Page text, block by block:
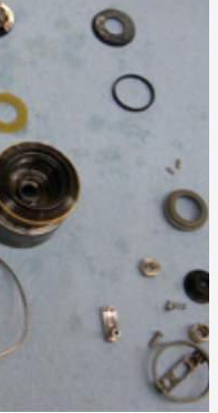
シマノ 20メタニウムXGのベ
ューン
2024.10.24